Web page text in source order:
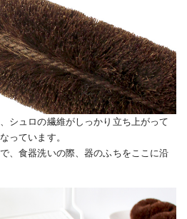
シュロの繊維がしっかり立ち上がって
っています。
、食器洗いの際、器のふちをここに沿